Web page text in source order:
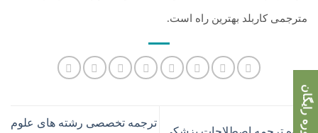
مترجمی کاربلد بهترین راه است.
ترجمه تخصصی رشته های علوم